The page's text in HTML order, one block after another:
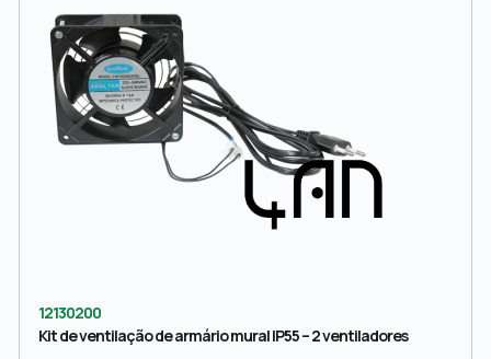
12130200
Kit de ventilação de armário mural IP55 – 2 ventiladores